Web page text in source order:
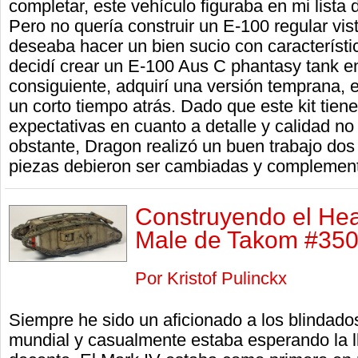
completar, este vehículo figuraba en mi lista
Pero no quería construir un E-100 regular
deseaba hacer un bien sucio con
decidí crear un E-100 Aus C phantasy tank
consiguiente, adquirí una versión temprana,
un corto tiempo atrás. Dado que este kit
expectativas en cuanto a detalle y calidad
obstante, Dragon realizó un buen trabajo
piezas debieron ser cambiadas y
Construyendo el
Male de Takom
Por Kristof Pulinckx
Siempre he sido un aficionado a los
mundial y casualmente estaba esperando la